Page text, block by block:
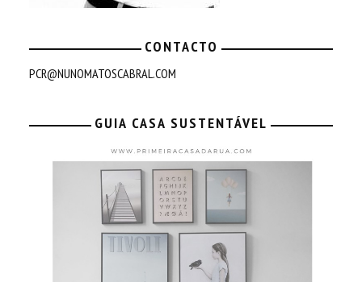
CONTACTO
PCR@NUNOMATOSCABRAL.COM
GUIA CASA SUSTENTÁVEL